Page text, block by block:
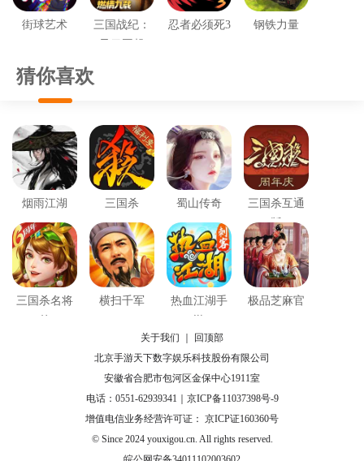
街球艺术
三国战纪：
风云再起
忍者必须死3 钢铁力量
猜你喜欢
烟雨江湖 三国杀 蜀山传奇
三国杀互通
版
三国杀名将
传
横扫千军
热血江湖手
游
极品芝麻官
关于我们 ｜ 回顶部
北京手游天下数字娱乐科技股份有限公司
安徽省合肥市包河区金保中心1911室
电话：0551-62939341｜ 京ICP备11037398号-9
增值电信业务经营许可证： 京ICP证160360号
© Since 2024 youxigou.cn. All rights reserved.